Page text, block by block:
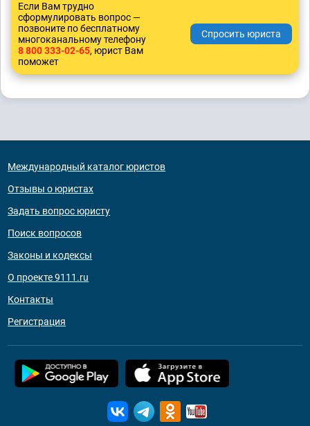
Если Вам трудно
сформулировать вопрос —
позвоните по бесплатному
многоканальному телефону
8 800 333-02-65, юрист Вам
поможет
Международный каталог юристов
Отзывы о юристах
Задать вопрос юристу
Поиск вопросов
Законы и кодексы
О проекте 9111.ru
Контакты
Регистрация